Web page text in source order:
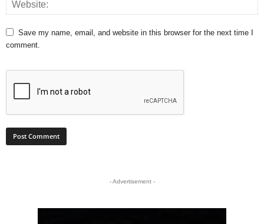
Save my name, email, and website in this browser for the next time I
comment.
- Advertisement -